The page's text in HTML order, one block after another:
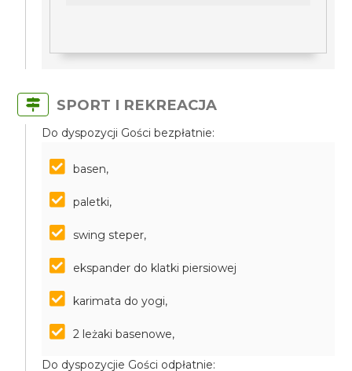
SPORT I REKREACJA
Do dyspozycji Gości bezpłatnie:
basen,
paletki,
swing steper,
ekspander do klatki piersiowej
karimata do yogi,
2 leżaki basenowe,
Do dyspozycjie Gości odpłatnie: